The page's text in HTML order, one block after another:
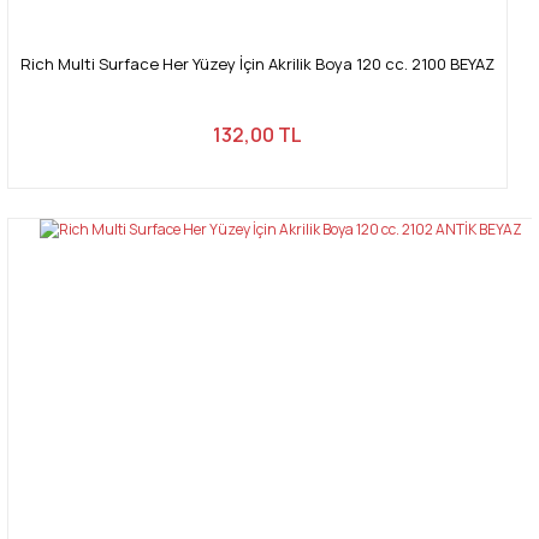
Rich Multi Surface Her Yüzey İçin Akrilik Boya 120 cc. 2100 BEYAZ
132,00 TL